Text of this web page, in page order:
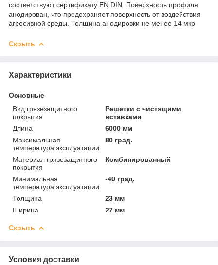
соответствуют сертификату EN DIN. Поверхность профиля
анодирован, что предохраняет поверхность от воздействия
агресивной среды. Толщина анодировки не менее 14 мкр
Скрыть
Характеристики
Основные
Вид грязезащитного
покрытия
Решетки с чистящими
вставками
Длина
6000 мм
Максимальная
температура эксплуатации
80 град.
Материал грязезащитного
покрытия
Комбинированный
Минимальная
температура эксплуатации
-40 град.
Толщина
23 мм
Ширина
27 мм
Скрыть
Условия доставки